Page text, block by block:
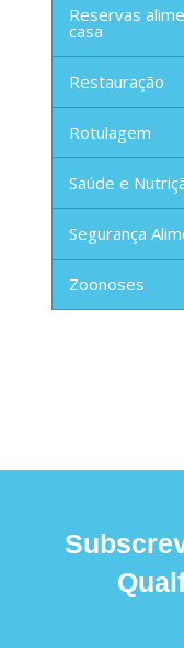
Reservas
casa
Restauração
Rotulagem
Saúde e
Segurança
Zoonoses